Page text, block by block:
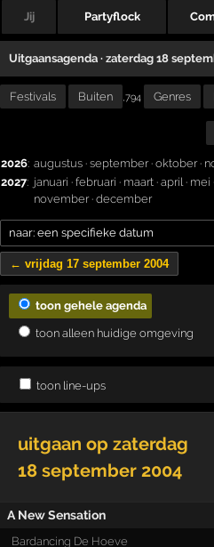
Jij Partyflock
Uitgaansagenda · zaterdag 18
Festivals Buiten ,794 Genres
2026: augustus · september· oktober·
2027: januari · februari · maart · april· mei ·
november· december
← vrijdag 17 september 2004
toon gehele agenda
toon alleen huidige omgeving
toon line-ups
uitgaan op zaterdag
18 september 2004
A New Sensation
Bardancing De Hoeve